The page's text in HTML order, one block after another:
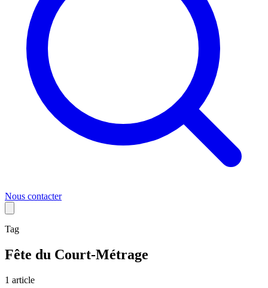
Nous contacter
Tag
Fête du Court-Métrage
1 article